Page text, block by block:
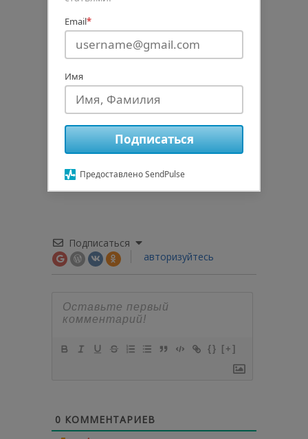
0
Подписаться
авторизуйтесь
{} [+]
0 КОММЕНТАРИЕВ
Email*
Имя
Подписаться
Предоставлено SendPulse